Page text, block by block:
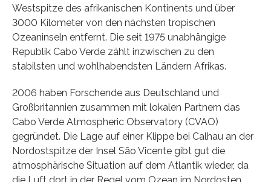
Westspitze des afrikanischen Kontinents und über
3000 Kilometer von den nächsten tropischen
Ozeaninseln entfernt. Die seit 1975 unabhängige
Republik Cabo Verde zählt inzwischen zu den
stabilsten und wohlhabendsten Ländern Afrikas.
2006 haben Forschende aus Deutschland und
Großbritannien zusammen mit lokalen Partnern das
Cabo Verde Atmospheric Observatory (CVAO)
gegründet. Die Lage auf einer Klippe bei Calhau an der
Nordostspitze der Insel São Vicente gibt gut die
atmosphärische Situation auf dem Atlantik wieder, da